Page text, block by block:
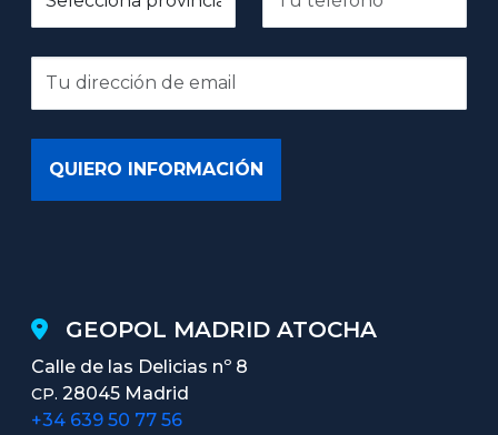
GEOPOL MADRID ATOCHA
Calle de las Delicias nº 8
CP. 28045 Madrid
+34 639 50 77 56